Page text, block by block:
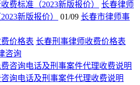
长春律师
新版报价）
01/09 长春市律师事
长春刑事律师收费价格表
咨询
询电话及刑事案件代理收费说明